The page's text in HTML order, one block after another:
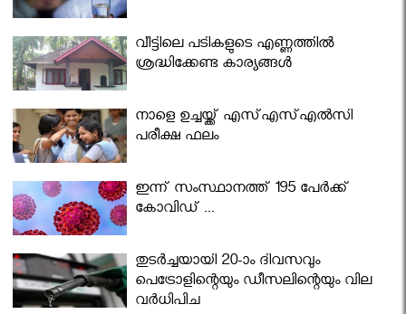
വീട്ടിലെ പടികളുടെ എണ്ണത്തിൽ
ശ്രദ്ധിക്കേണ്ട കാര്യങ്ങൾ
നാളെ ഉച്ചയ്ക്ക് എസ്എസ്എല്‍സി
പരീക്ഷ ഫലം
ഇന്ന് സംസ്ഥാനത്ത് 195 പേര്‍ക്ക്
കോവിഡ് ...
തുടർച്ചയായി 20-ാം ദിവസവും
പെട്രോളിന്റെയും ഡീസലിന്റെയും വില
വര്‍ധിപ്പിച്ചു